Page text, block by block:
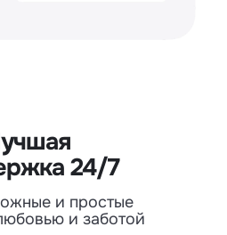
24/7
и простые
и заботой